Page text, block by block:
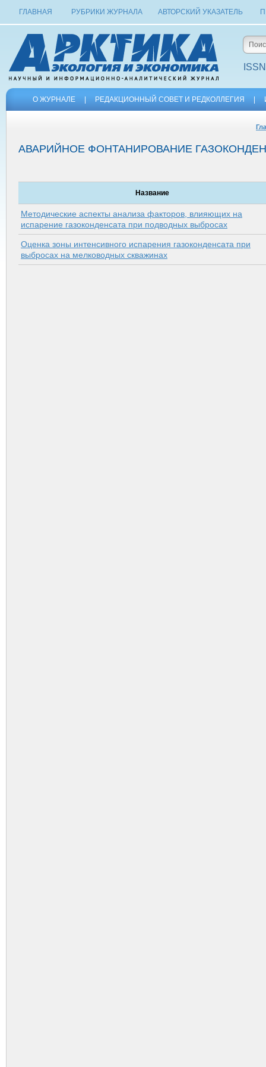
ГЛАВНАЯ РУБРИКИ ЖУРНАЛА АВТОРСКИЙ УКАЗАТЕЛЬ
О ЖУРНАЛЕ РЕДАКЦИОННЫЙ СОВЕТ И РЕДКОЛЛЕГИЯ
АВАРИЙНОЕ ФОНТАНИРОВАНИЕ
Название
Методические аспекты анализа факторов, влияющих на
испарение газоконденсата при подводных выбросах
Оценка зоны интенсивного испарения газоконденсата при
выбросах на мелководных скважинах